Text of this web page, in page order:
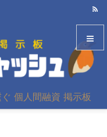
個人間融資 掲示板